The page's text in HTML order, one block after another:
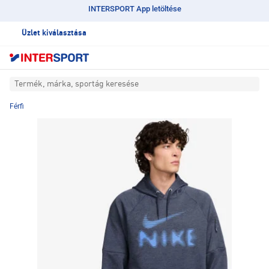
INTERSPORT App letöltése
Üzlet kiválasztása
Termék, márka, sportág keresése
Férfi